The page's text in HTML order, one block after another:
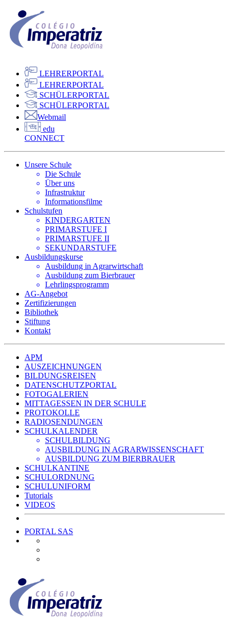
LEHRERPORTAL
LEHRERPORTAL
SCHÜLERPORTAL
SCHÜLERPORTAL
Webmail
edu
CONNECT
Unsere Schule
Die Schule
Über uns
Infrastruktur
Informationsfilme
Schulstufen
KINDERGARTEN
PRIMARSTUFE I
PRIMARSTUFE II
SEKUNDARSTUFE
Ausbildungskurse
Ausbildung in Agrarwirtschaft
Ausbildung zum Bierbrauer
Lehrlingsprogramm
AG-Angebot
Zertifizierungen
Bibliothek
Stiftung
Kontakt
APM
AUSZEICHNUNGEN
BILDUNGSREISEN
DATENSCHUTZPORTAL
FOTOGALERIEN
MITTAGESSEN IN DER SCHULE
PROTOKOLLE
RADIOSENDUNGEN
SCHULKALENDER
SCHULBILDUNG
AUSBILDUNG IN AGRARWISSENSCHAFT
AUSBILDUNG ZUM BIERBRAUER
SCHULKANTINE
SCHULORDNUNG
SCHULUNIFORM
Tutorials
VIDEOS
PORTAL SAS